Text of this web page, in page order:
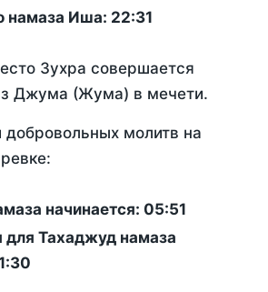
намаза Иша: 22:31
Зухра совершается
Джума (Жума) в мечети.
молитв на
начинается: 05:51
Тахаджуд намаза